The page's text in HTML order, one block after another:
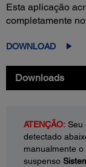
Esta aplicação
completamente
DOWNLOAD
Downloads
ATENÇÃO: Seu
detectado
manualmente
suspenso